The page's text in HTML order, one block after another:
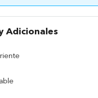
Adicionales